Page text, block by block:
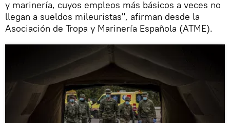
y marinería, cuyos empleos más básicos a veces no
llegan a sueldos mileuristas", afirman desde la
Asociación de Tropa y Marinería Española (ATME).